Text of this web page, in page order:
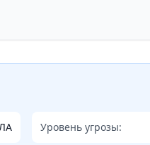
Уровень угрозы: